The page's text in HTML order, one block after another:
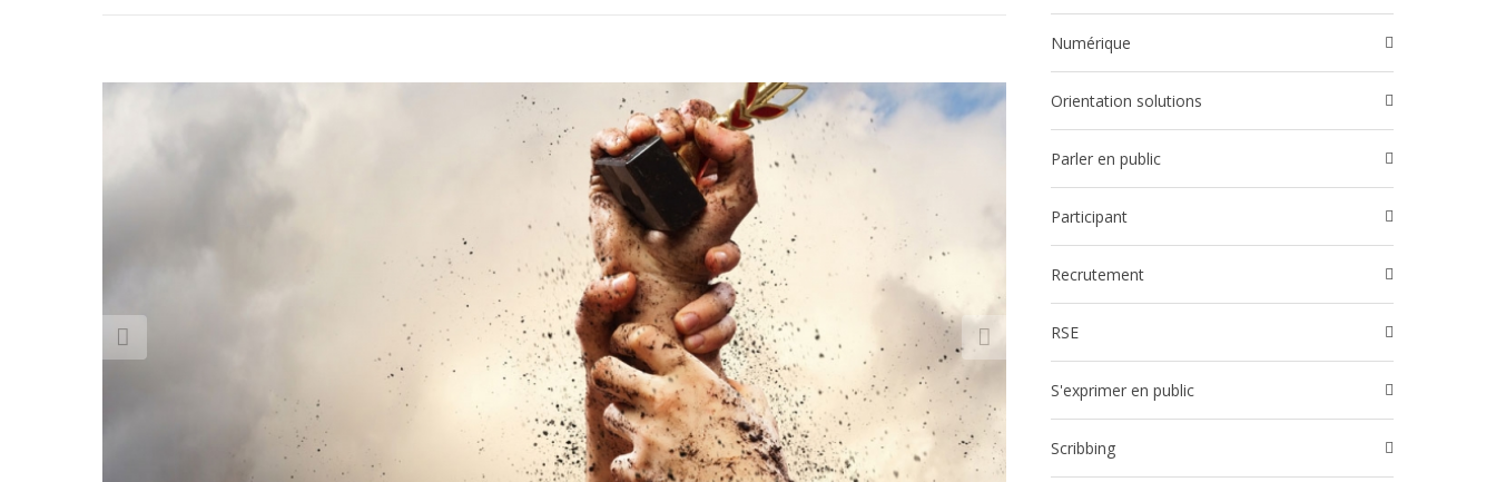
Numérique
Orientation solutions
Parler en public
participant
Recrutement
RSE
S'exprimer en public
Scribbing